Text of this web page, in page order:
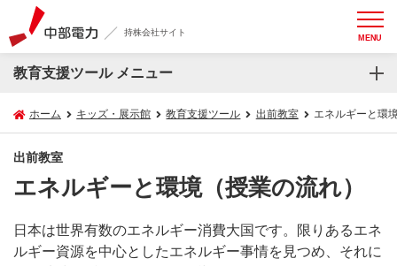
持株会社サイト MENU
教育支援ツール メニュー
ホーム キッズ・展示館 教育支援ツール 出前教室 エネルギーと環
出前教室
エネルギーと環境（授業の流れ）
日本は世界有数のエネルギー消費大国です。限りあるエネ
ルギー資源を中心としたエネルギー事情を見つめ、それに